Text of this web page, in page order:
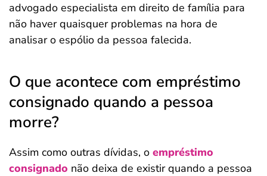
advogado especialista em direito de família para
não haver quaisquer problemas na hora de
analisar o espólio da pessoa falecida.
O que acontece com empréstimo
consignado quando a pessoa
morre?
Assim como outras dívidas, o empréstimo
consignado não deixa de existir quando a pessoa